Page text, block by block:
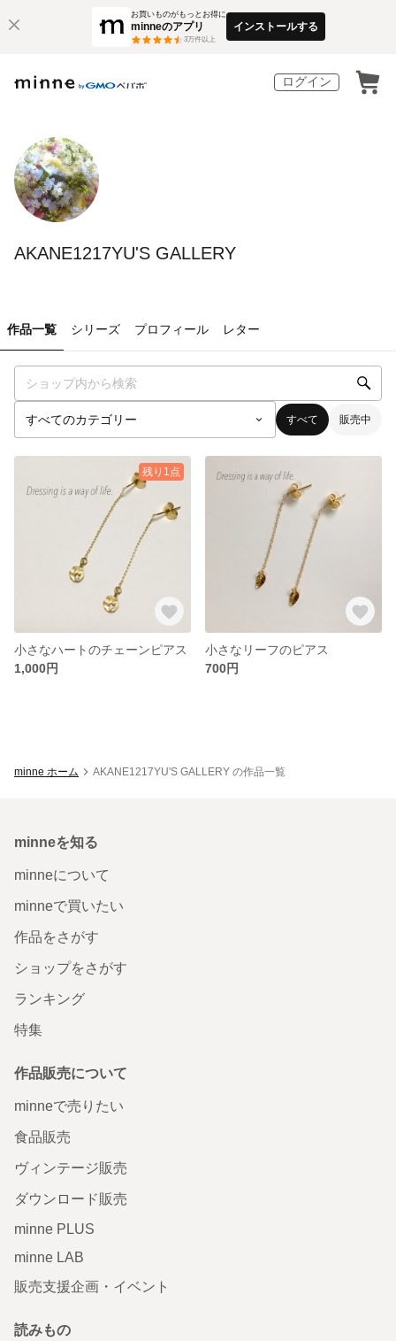
お買いものがもっとお得に
minneのアプリ
3万件以上
インストールする
ログイン
AKANE1217YU'S GALLERY
作品一覧 シリーズ プロフィール レター
すべて 販売中
残り1点
小さなハートのチェーンピアス
1,000円
小さなリーフのピアス
700円
minne ホーム AKANE1217YU'S GALLERY の作品一覧
minneを知る
minneについて
minneで買いたい
作品をさがす
ショップをさがす
ランキング
特集
作品販売について
minneで売りたい
食品販売
ヴィンテージ販売
ダウンロード販売
minne PLUS
minne LAB
販売支援企画・イベント
読みもの